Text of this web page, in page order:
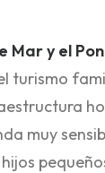
Mar y el
turismo
muy